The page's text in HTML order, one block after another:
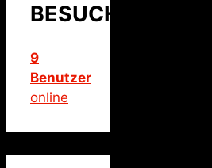
BESUCHER
9
Benutzer
online